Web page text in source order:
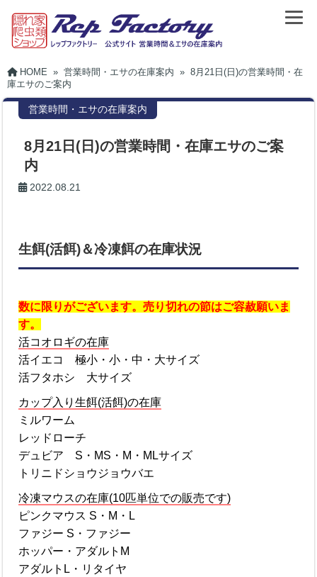
HOME » 営業時間・エサの在庫案内 » 8月21日(日)の営業時間・在
庫エサのご案内
営業時間・エサの在庫案内
8月21日(日)の営業時間・在庫エサのご案
内
2022.08.21
生餌(活餌)＆冷凍餌の在庫状況
数に限りがございます。売り切れの節はご容赦願いま
す。
活コオロギの在庫
活イエコ 極小・小・中・大サイズ
活フタホシ 大サイズ
カップ入り生餌(活餌)の在庫
ミルワーム
レッドローチ
デュビア S・MS・M・MLサイズ
トリニドショウジョウバエ
冷凍マウスの在庫(10匹単位での販売です)
ピンクマウス S・M・L
ファジー S・ファジー
ホッパー・アダルトM
アダルトL・リタイヤ